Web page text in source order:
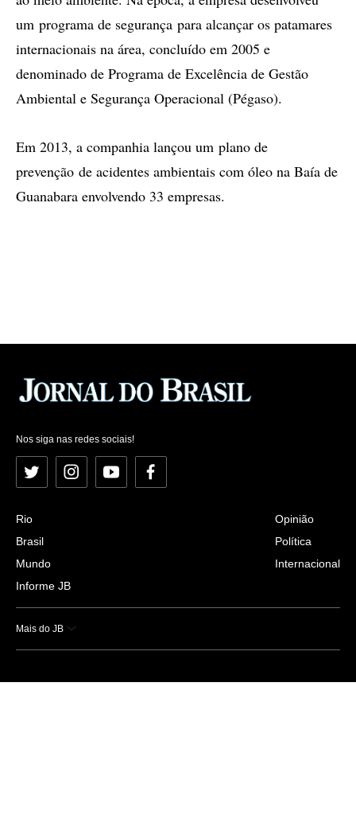
um programa de segurança para alcançar os patamares
internacionais na área, concluído em 2005 e
denominado de Programa de Excelência de Gestão
Ambiental e Segurança Operacional (Pégaso).
Em 2013, a companhia lançou um plano de
prevenção de acidentes ambientais com óleo na Baía de
Guanabara envolvendo 33 empresas.
Nos siga nas redes sociais!
Twitter InstagramYouTubeFacebook
Rio
Brasil
Mundo
Informe JB
Opinião
Política
Internacional
Mais do JB
Esportes